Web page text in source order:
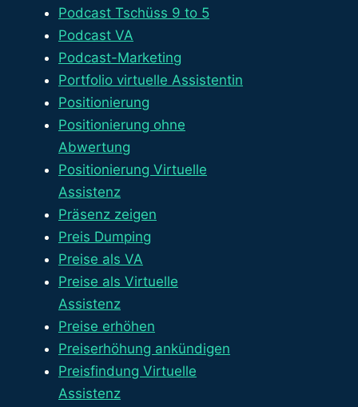
Podcast Tschüss 9 to 5
Podcast VA
Podcast-Marketing
Portfolio virtuelle Assistentin
Positionierung
Positionierung ohne
Abwertung
Positionierung Virtuelle
Assistenz
Präsenz zeigen
Preis Dumping
Preise als VA
Preise als Virtuelle
Assistenz
Preise erhöhen
Preiserhöhung ankündigen
Preisfindung Virtuelle
Assistenz